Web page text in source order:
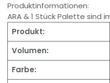
Produktinformationen:
ARA & 1 Stück Palette sind
Produkt:
Volumen:
Farbe: